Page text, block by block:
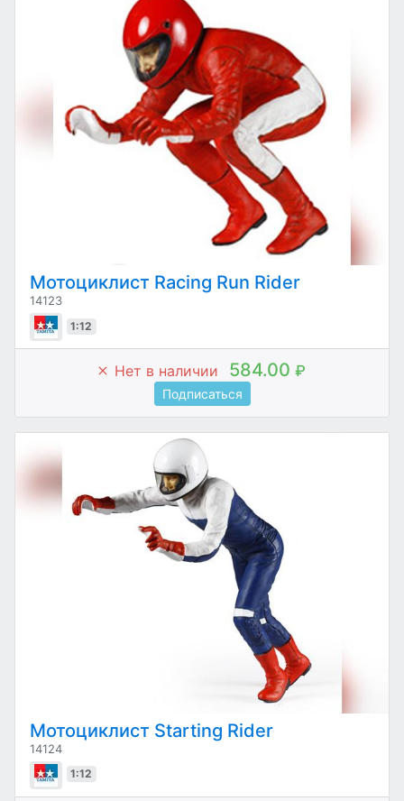
Мотоциклист Racing Run Rider
14123
1:12
Нет в наличии 584.00 ₽
Подписаться
Мотоциклист Starting Rider
14124
1:12